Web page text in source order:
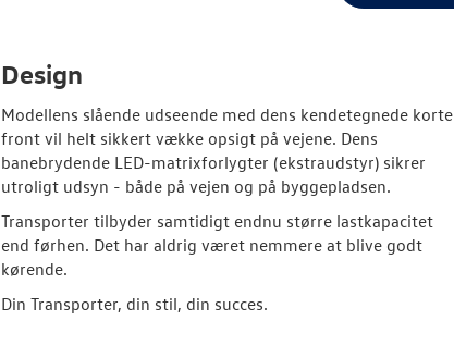
Design
Modellens slående udseende med dens kendetegnede korte
front vil helt sikkert vække opsigt på vejene. Dens
banebrydende LED-matrixforlygter (ekstraudstyr) sikrer
utroligt udsyn - både på vejen og på byggepladsen.
Transporter tilbyder samtidigt endnu større lastkapacitet
end førhen. Det har aldrig været nemmere at blive godt
kørende.
Din Transporter, din stil, din succes.